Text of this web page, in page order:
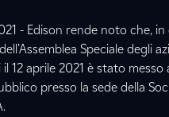
- Edison rende noto che, in
Speciale degli
12 aprile 2021 è stato messo
presso la sede della